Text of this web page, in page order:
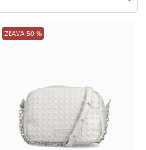
ZĽAVA 50%